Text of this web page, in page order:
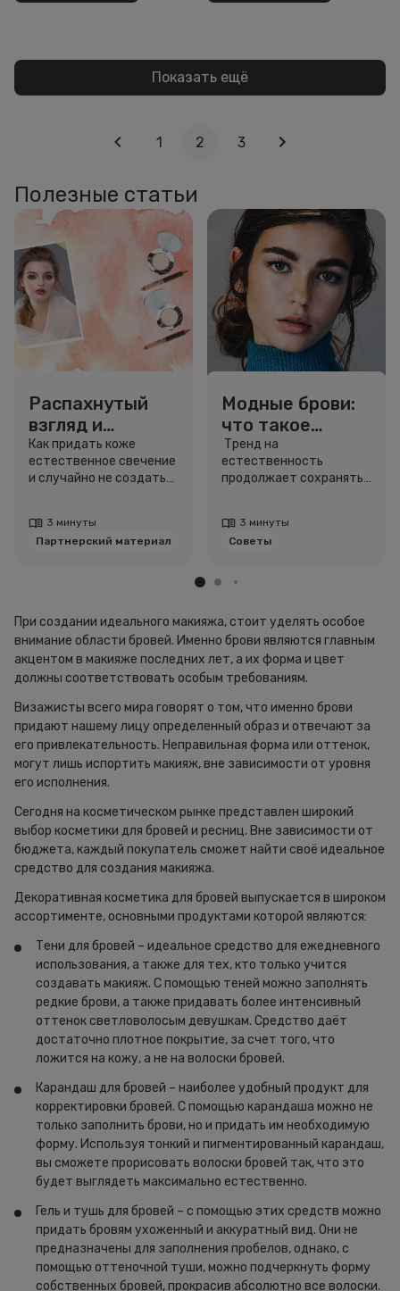
Показать ещё
1 2 3
Полезные статьи
Распахнутый
взгляд и
чувственные
губы: что умеет
хайлайтер
Как придать коже
естественное свечение
и случайно не создать
3 минуты
Партнерский материал
Модные брови:
что такое
хорошо и что
такое плохо
естественность
продолжает сохранять
при этом ухоженно?
3 минуты
Советы
При создании идеального макияжа, стоит уделять особое
внимание области бровей. Именно брови являются главным
акцентом в макияже последних лет, а их форма и цвет
должны соответствовать особым требованиям.
Визажисты всего мира говорят о том, что именно брови
придают нашему лицу определенный образ и отвечают за
его привлекательность. Неправильная форма или оттенок,
могут лишь испортить макияж, вне зависимости от уровня
его исполнения.
Сегодня на косметическом рынке представлен широкий
выбор косметики для бровей и ресниц. Вне зависимости от
бюджета, каждый покупатель сможет найти своё идеальное
средство для создания макияжа.
Декоративная косметика для бровей выпускается в широком
ассортименте, основными продуктами которой являются:
Тени для бровей – идеальное средство для ежедневного
использования, а также для тех, кто только учится
создавать макияж. С помощью теней можно заполнять
редкие брови, а также придавать более интенсивный
оттенок светловолосым девушкам. Средство даёт
достаточно плотное покрытие, за счет того, что
ложится на кожу, а не на волоски бровей.
Карандаш для бровей – наиболее удобный продукт для
корректировки бровей. С помощью карандаша можно не
только заполнить брови, но и придать им необходимую
форму. Используя тонкий и пигментированный карандаш,
вы сможете прорисовать волоски бровей так, что это
будет выглядеть максимально естественно.
Гель и тушь для бровей – с помощью этих средств можно
придать бровям ухоженный и аккуратный вид. Они не
предназначены для заполнения пробелов, однако, с
помощью оттеночной туши, можно подчеркнуть форму
собственных бровей, прокрасив абсолютно все волоски.